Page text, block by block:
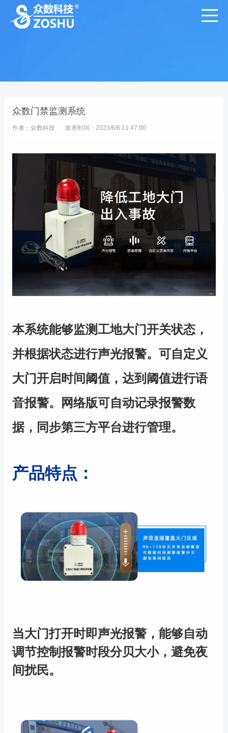
众数门禁监测系统
作者：众数科技 发表时间：2023/6/6 11:47:00
本系统能够监测工地大门开关状态，
并根据状态进行声光报警。可自定义
大门开启时间阈值，达到阈值进行语
音报警。网络版可自动记录报警数
据，同步第三方平台进行管理。
产品特点：
当大门打开时即声光报警，能够自动
调节控制报警时段分贝大小，避免夜
间扰民。